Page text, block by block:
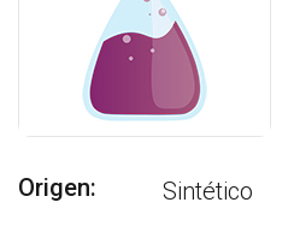
Origen:
Sintético